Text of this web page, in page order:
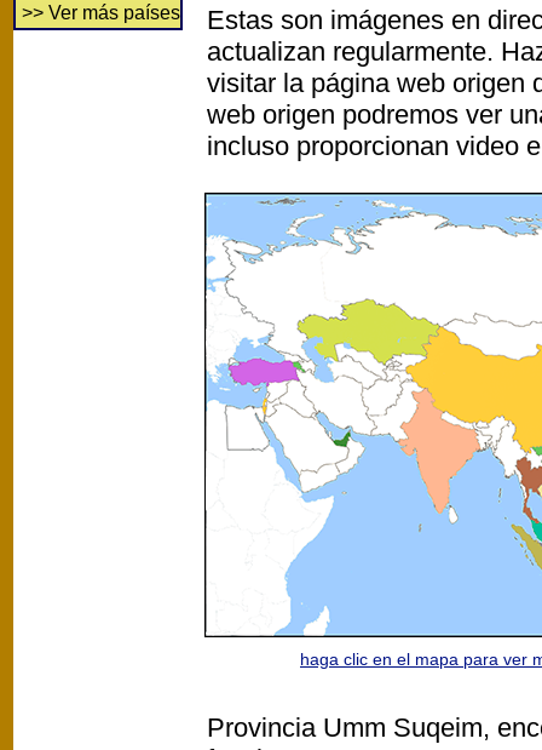
>> Ver más países
Estas son imágenes en
actualizan regularmente.
visitar la página web origen
web origen podremos ver
incluso proporcionan video
haga clic en el mapa para ver
Provincia Umm Suqeim,